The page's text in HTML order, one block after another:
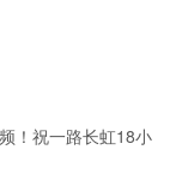
！祝一路长虹18小